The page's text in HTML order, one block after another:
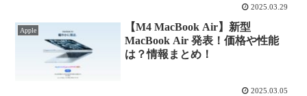
2025.03.29
Apple
【M4 MacBook Air】新型
MacBook Air 発表！価格や性能
は？情報まとめ！
2025.03.05